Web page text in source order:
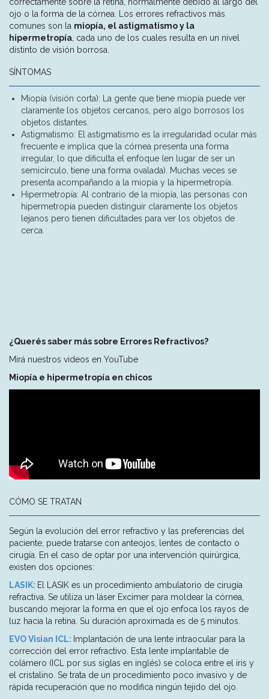
ojo o la forma de la córnea. Los errores refractivos más
comunes son la miopía, el astigmatismo y la
hipermetropía , cada uno de los cuales resulta en un nivel
distinto de visión borrosa.
SÍNTOMAS
Miopía (visión corta): La gente que tiene miopía puede ver
claramente los objetos cercanos, pero algo borrosos los
objetos distantes.
Astigmatismo: El astigmatismo es la irregularidad ocular más
frecuente e implica que la córnea presenta una forma
irregular, lo que dificulta el enfoque (en lugar de ser un
semicírculo, tiene una forma ovalada). Muchas veces se
presenta acompañando a la miopía y la hipermetropía.
Hipermetropía: Al contrario de la miopía, las personas con
hipermetropía pueden distinguir claramente los objetos
lejanos pero tienen dificultades para ver los objetos de
cerca.
¿Querés saber más sobre Errores Refractivos?
Mirá nuestros videos en YouTube
Miopía e hipermetropía en chicos
CÓMO SE TRATAN
Según la evolución del error refractivo y las preferencias del
paciente, puede tratarse con anteojos, lentes de contacto o
cirugía. En el caso de optar por una intervención quirúrgica,
existen dos opciones:
LASIK: El LASIK es un procedimiento ambulatorio de cirugía
refractiva. Se utiliza un láser Excimer para moldear la córnea,
buscando mejorar la forma en que el ojo enfoca los rayos de
luz hacia la retina. Su duración aproximada es de 5 minutos.
EVO Visian ICL: Implantación de una lente intraocular para la
corrección del error refractivo. Esta lente implantable de
colámero (ICL por sus siglas en inglés) se coloca entre el iris y
el cristalino. Se trata de un procedimiento poco invasivo y de
rápida recuperación que no modifica ningún tejido del ojo.